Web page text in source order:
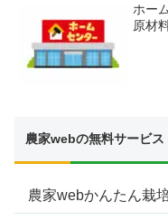
ホー
原材
農家webの無料サービス
農家webかんたん栽